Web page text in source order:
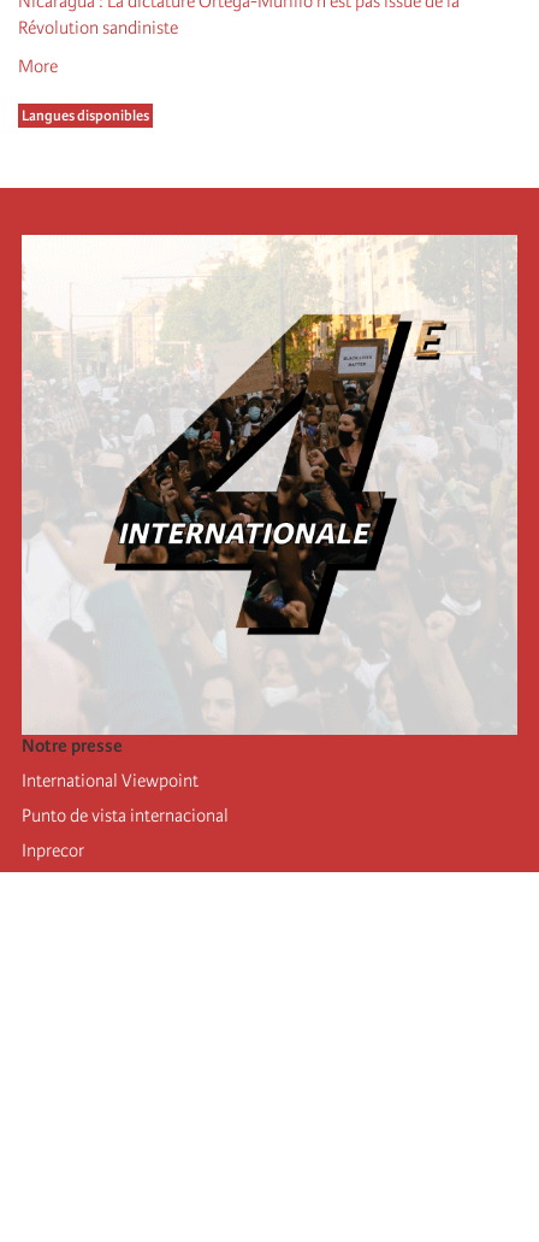
Révolution sandiniste
More
Langues disponibles
Notre presse
International Viewpoint
Punto de vista internacional
Inprecor